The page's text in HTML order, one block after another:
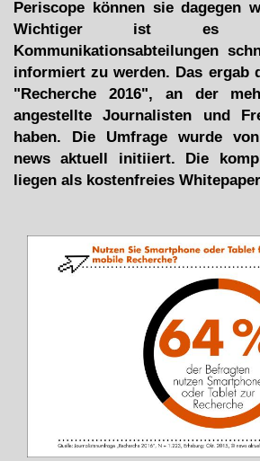
Periscope können sie dagegen
Wichtiger ist es
Kommunikationsabteilungen
informiert zu werden. Das ergab
"Recherche 2016", an der
angestellte Journalisten und
haben. Die Umfrage wurde
news aktuell initiiert. Die
liegen als kostenfreies